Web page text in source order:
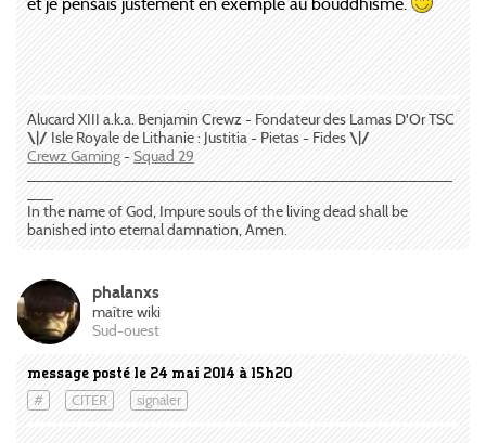
Alucard XIII a.k.a. Benjamin Crewz - Fondateur des Lamas D'Or TSC
\|/ Isle Royale de Lithanie : Justitia - Pietas - Fides\|/
Crewz Gaming-Squad 29
In the name of God, Impure souls of the living dead shall be
banished into eternal damnation, Amen.
message posté le 24 mai 2014 à 15h20
# CITER signaler
phalanxs
maître wiki
Sud-ouest